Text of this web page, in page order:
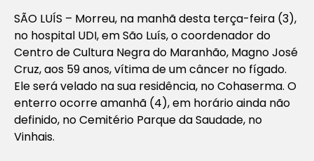
SÃO LUÍS – Morreu, na manhã desta terça-feira (3),
no hospital UDI, em São Luís, o coordenador do
Centro de Cultura Negra do Maranhão, Magno José
Cruz, aos 59 anos, vítima de um câncer no fígado.
Ele será velado na sua residência, no Cohaserma. O
enterro ocorre amanhã (4), em horário ainda não
definido, no Cemitério Parque da Saudade, no
Vinhais.